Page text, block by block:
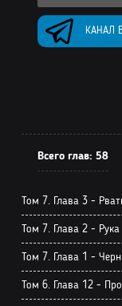
КАНАЛ
Всего глав: 58
Том 6. Глава 12 -
Том 7. Глава 1 -
Том 7. Глава 2 - Рука
Том 7. Глава 3 -